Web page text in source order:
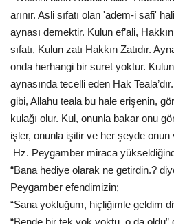
arınır. Asli sıfatı olan 'adem-i safi'
aynası demektir. Kulun ef’ali,
sıfatı, Kulun zatı Hakkın Zatıdır.
onda herhangi bir suret yoktur.
aynasında tecelli eden Hak
gibi, Allahu teala bu hale erişenin,
kulağı olur. Kul, onunla bakar onu
işler, onunla işitir ve her şeyde onun
Hz. Peygamber miraca
“Bana hediye olarak ne getirdin.?
Peygamber efendimizin;
“Sana yokluğum, hiçliğimle geldim
“Bende bir tek yok yoktu, o da